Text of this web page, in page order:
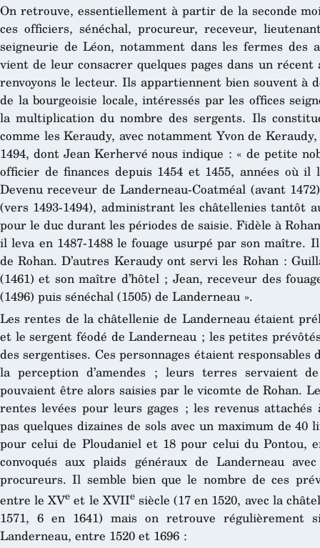
On retrouve, essentiellement à partir de la seconde
ces officiers, sénéchal, procureur, receveur,
seigneurie de Léon, notamment dans les fermes des
vient de leur consacrer quelques pages dans un
renvoyons le lecteur. Ils appartiennent bien souvent à
de la bourgeoisie locale, intéressés par les offices
la multiplication du nombre des sergents. Ils
comme les Keraudy, avec notamment Yvon de
1494, dont Jean Kerhervé nous indique : « de petite
officier de finances depuis 1454 et 1455, années où il
Devenu receveur de Landerneau-Coatméal (avant
(vers 1493-1494), administrant les châtellenies tantôt
pour le duc durant les périodes de saisie. Fidèle à
il leva en 1487-1488 le fouage usurpé par son maître.
de Rohan. D’autres Keraudy ont servi les Rohan :
(1461) et son maître d’hôtel ; Jean, receveur des
(1496) puis sénéchal (1505) de Landerneau ».
Les rentes de la châtellenie de Landerneau étaient
et le sergent féodé de Landerneau ; les petites
des sergentises. Ces personnages étaient
la perception d’amendes ; leurs terres servaient
pouvaient être alors saisies par le vicomte de Rohan.
rentes levées pour leurs gages ; les revenus attachés
pas quelques dizaines de sols avec un maximum de
pour celui de Ploudaniel et 18 pour celui du Pontou,
convoqués aux plaids généraux de Landerneau
procureurs. Il semble bien que le nombre de ces
entre le XVe et le XVIIesiècle (17 en 1520, avec la
1571, 6 en 1641) mais on retrouve régulièrement
Landerneau, entre 1520 et 1696 :